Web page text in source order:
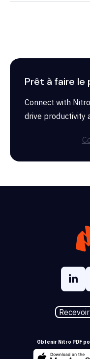
Prêt à faire le
Connect with
drive productivity
Obtenir Nitro PDF